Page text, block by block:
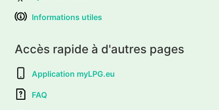
Informations utiles
Accès rapide à d'autres pages
Application myLPG.eu
FAQ